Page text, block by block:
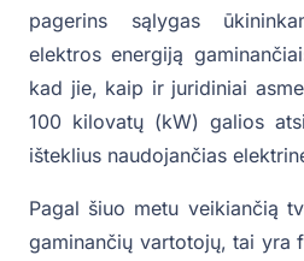
pagerins sąlygas
elektros energiją
kad jie, kaip ir juridiniai
100 kilovatų (kW) galios
išteklius naudojančias
Pagal šiuo metu veikiančią
gaminančių vartotojų, tai yra